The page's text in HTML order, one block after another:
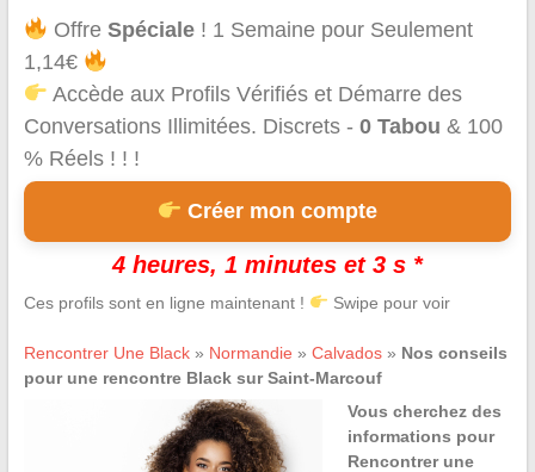
OffreSpéciale ! 1 Semaine pour Seulement
1,14€
Accède aux Profils Vérifiés et Démarre des
Conversations Illimitées. Discrets - 0 Tabou & 100
% Réels ! ! !
Créer mon compte
4 heures, 1 minutes et 2 s *
Ces profils sont en ligne maintenant ! Swipe pour voir
Rencontrer Une Black» Normandie » Calvados» Nos conseils
pour une rencontre Black sur Saint-Marcouf
Vous cherchez des
informations pour
Rencontrer une